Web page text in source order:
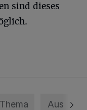
sind dieses
Aus dem